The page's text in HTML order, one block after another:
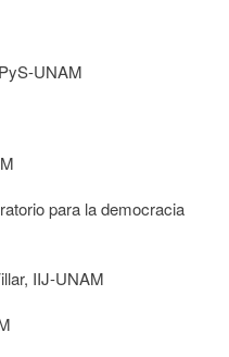
UNAM
para la democracia
IIJ-UNAM